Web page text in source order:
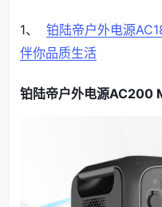
1、
铂陆帝户外电源
伴你品质生活
铂陆帝户外电源AC200